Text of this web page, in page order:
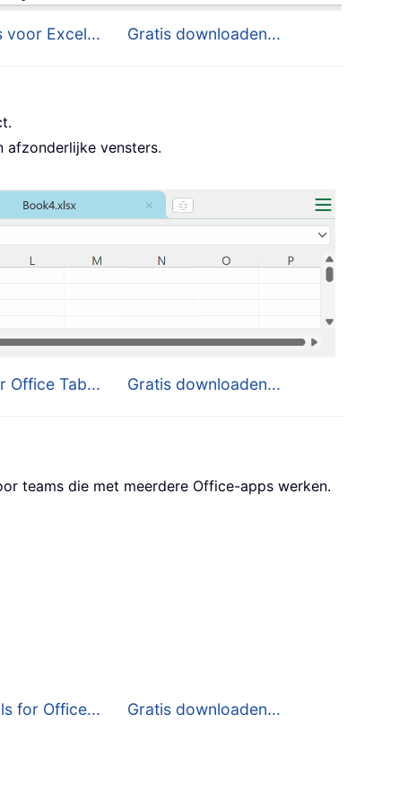
voor Excel... Gratis downloaden...
afzonderlijke vensters.
Office Tab... Gratis downloaden...
teams die met meerdere Office-apps werken.
for Office... Gratis downloaden...